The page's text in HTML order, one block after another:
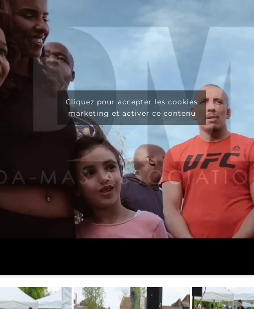
Cliquez pour accepter les cookies
marketing et activer ce contenu